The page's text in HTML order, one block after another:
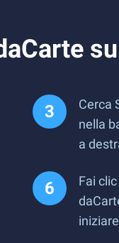
Cerca
nella
a
Fai